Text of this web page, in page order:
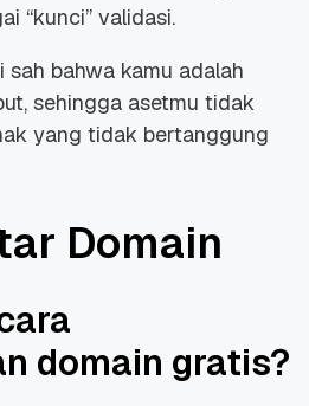
“kunci” validasi.
sah bahwa kamu adalah
sehingga asetmu tidak
yang tidak bertanggung
Domain
domain gratis?